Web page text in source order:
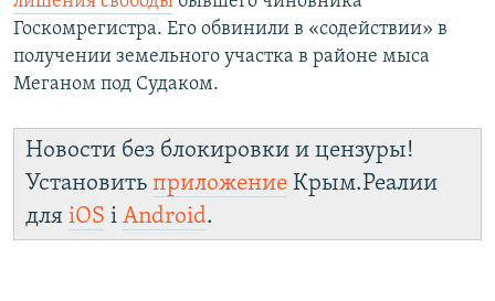
Госкомрегистра. Его обвинили в «содействии» в
получении земельного участка в районе мыса
Меганом под Судаком.
Новости без блокировки и цензуры!
Установить приложение Крым.Реалии
для iOS і Android.